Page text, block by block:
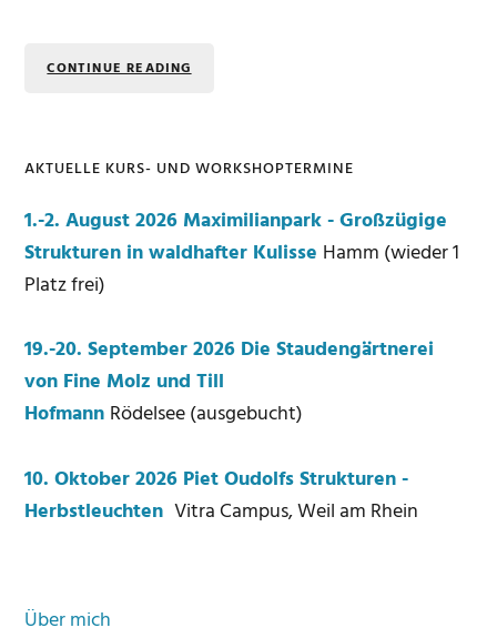
CONTINUE READING
Seitenspalte
AKTUELLE KURS- UND WORKSHOPTERMINE
1.-2. August 2026 Maximilianpark - Großzügige
Strukturen in waldhafter Kulisse Hamm (wieder 1
Platz frei)
19.-20. September 2026 Die Staudengärtnerei
von Fine Molz und Till
Hofmann Rödelsee (ausgebucht)
10. Oktober 2026 Piet Oudolfs Strukturen -
Herbstleuchten Vitra Campus, Weil am Rhein
Über mich